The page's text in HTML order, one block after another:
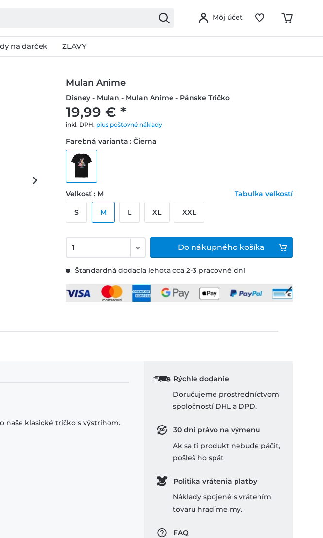
Môj účet
na darček ZLAVY
Mulan Anime
Disney - Mulan - Mulan Anime - Pánske Tričko
19,99 € *
inkl. DPH. plus poštovné náklady
Štandardná dodacia lehota cca 2-3 pracovné dni
Farebná varianta : Čierna
Veľkosť : M Tabuľka veľkostí
S M L XL XXL
Do nákupného košíka
naše klasické tričko s výstrihom.
Rýchle dodanie
Doručujeme prostredníctvom
spoločností DHL a DPD.
30 dní právo na výmenu
Ak sa ti produkt nebude páčiť,
pošleš ho späť
Politika vrátenia platby
Náklady spojené s vrátením
tovaru hradíme my.
FAQ